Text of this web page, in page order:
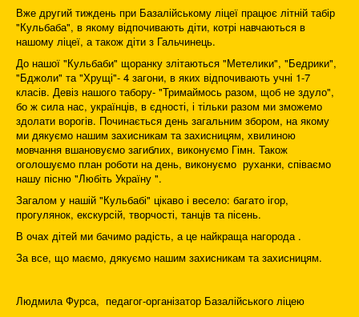
Вже другий тиждень при Базалійському ліцеї працює літній табір
"Кульбаба", в якому відпочивають діти, котрі навчаються в
нашому ліцеї, а також діти з Гальчинець.
До нашої "Кульбаби" щоранку злітаються "Метелики", "Бедрики",
"Бджоли" та "Хрущі"- 4 загони, в яких відпочивають учні 1-7
класів. Девіз нашого табору- "Тримаймось разом, щоб не здуло",
бо ж сила нас, українців, в єдності, і тільки разом ми зможемо
здолати ворогів. Починається день загальним збором, на якому
ми дякуємо нашим захисникам та захисницям, хвилиною
мовчання вшановуємо загиблих, виконуємо Гімн. Також
оголошуємо план роботи на день, виконуємо руханки, співаємо
нашу пісню "Любіть Україну ".
Загалом у нашій "Кульбабі" цікаво і весело: багато ігор,
прогулянок, екскурсій, творчості, танців та пісень.
В очах дітей ми бачимо радість, а це найкраща нагорода .
За все, що маємо, дякуємо нашим захисникам та захисницям.
Людмила Фурса, педагог-організатор Базалійського ліцею